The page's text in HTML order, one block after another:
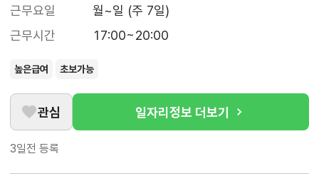
근무요일
월~일 (주 7일)
근무시간
17:00~20:00
높은급여 초보가능
관심 일자리정보 더보기
3일전 등록